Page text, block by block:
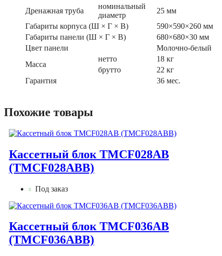
Дренажная труба
номинальный
диаметр
25 мм
Габариты корпуса (Ш × Г × В)
590×590×260 мм
Габариты панели (Ш × Г × В)
680×680×30 мм
Цвет панели
Молочно-белый
Масса
нетто
18 кг
брутто
22 кг
Гарантия
36 мес.
Похожие товары
Кассетный блок TMCF028AB
(TMCF028ABB)
Под заказ
Кассетный блок TMCF036AB
(TMCF036ABB)